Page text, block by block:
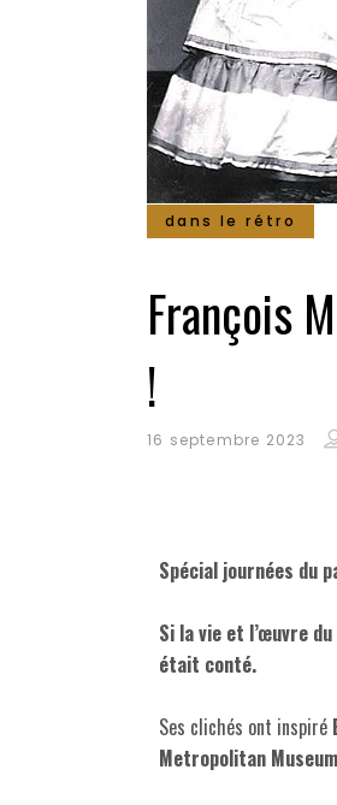
dans le rétro
François
!
16 septembre 2023
Spécial journées du
Si la vie et l’œuvre
était conté.
Ses clichés ont inspiré
Metropolitan